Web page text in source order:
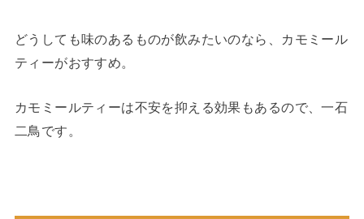
どうしても味のあるものが飲みたいのなら、カモミール
ティーがおすすめ。
カモミールティーは不安を抑える効果もあるので、一石
二鳥です。